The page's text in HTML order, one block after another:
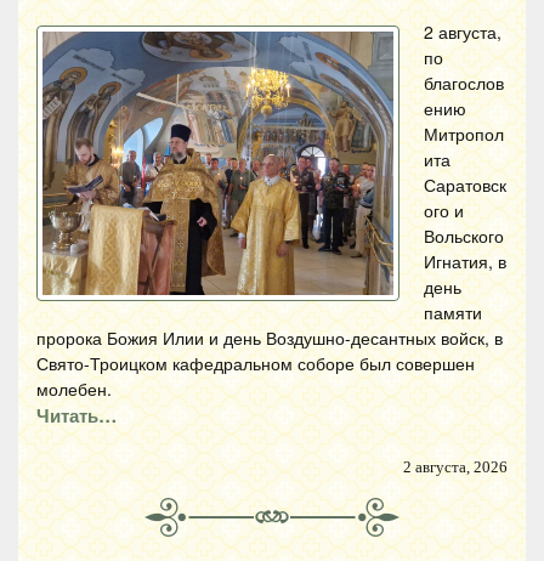
2 августа,
по
благослов
ению
Митропол
ита
Саратовск
ого и
Вольского
Игнатия, в
день
памяти
пророка Божия Илии и день Воздушно-десантных войск, в
Свято-Троицком кафедральном соборе был совершен
молебен.
Читать…
2 августа, 2026